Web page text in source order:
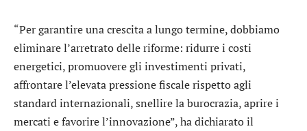
“Per garantire una crescita a lungo termine, dobbiamo
eliminare l’arretrato delle riforme: ridurre i costi
energetici, promuovere gli investimenti privati,
affrontare l’elevata pressione fiscale rispetto agli
standard internazionali, snellire la burocrazia, aprire i
mercati e favorire l’innovazione”, ha dichiarato il